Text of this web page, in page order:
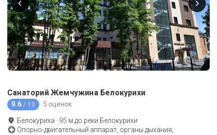
Санаторий Жемчужина Белокурихи
9.6 / 10 5 оценок
Белокуриха · 95 м до реки Белокурихи
Опорно-двигательный аппарат, органы дыхания,